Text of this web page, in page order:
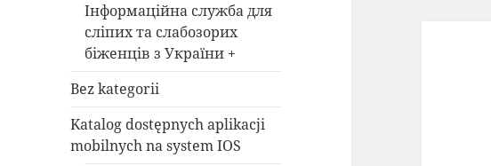
Інформаційна служба для
сліпих та слабозорих
біженців з України +
Bez kategorii
Katalog dostępnych aplikacji
mobilnych na system IOS